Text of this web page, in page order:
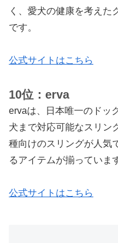
く、愛犬の健康を考えた
です。
公式サイトはこちら
10位：erva
ervaは、日本唯一のドッ
犬まで対応可能なスリン
種向けのスリングが人気
るアイテムが揃っていま
公式サイトはこちら